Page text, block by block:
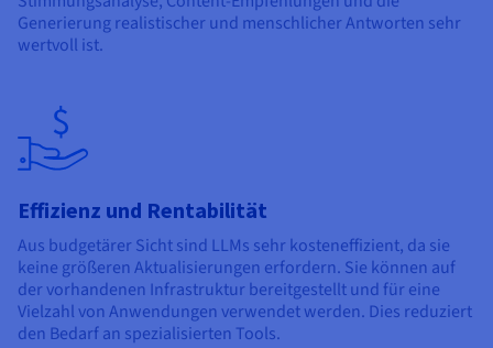
Generierung realistischer und menschlicher Antworten sehr
wertvoll ist.
Effizienz und Rentabilität
Aus budgetärer Sicht sind LLMs sehr kosteneffizient, da sie
keine größeren Aktualisierungen erfordern. Sie können auf
der vorhandenen Infrastruktur bereitgestellt und für eine
Vielzahl von Anwendungen verwendet werden. Dies reduziert
den Bedarf an spezialisierten Tools.